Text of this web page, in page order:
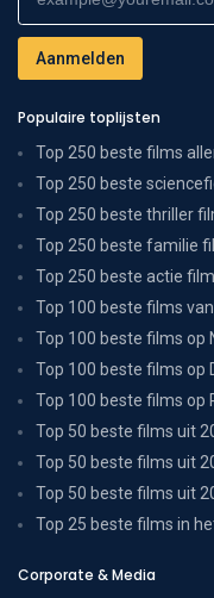
Populaire toplijsten
Top 250 beste films
Top 250 beste
Top 250 beste thriller
Top 250 beste familie
Top 250 beste actie
Top 100 beste films
Top 100 beste films op
Top 100 beste films op
Top 100 beste films op
Top 50 beste films uit
Top 50 beste films uit
Top 50 beste films uit
Top 25 beste films in
Corporate & Media